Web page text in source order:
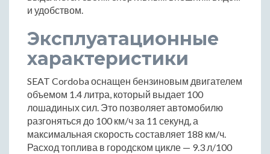
и удобством.
Эксплуатационные
характеристики
SEAT Cordoba оснащен бензиновым двигателем
объемом 1.4 литра, который выдает 100
лошадиных сил. Это позволяет автомобилю
разгоняться до 100 км/ч за 11 секунд, а
максимальная скорость составляет 188 км/ч.
Расход топлива в городском цикле — 9.3 л/100